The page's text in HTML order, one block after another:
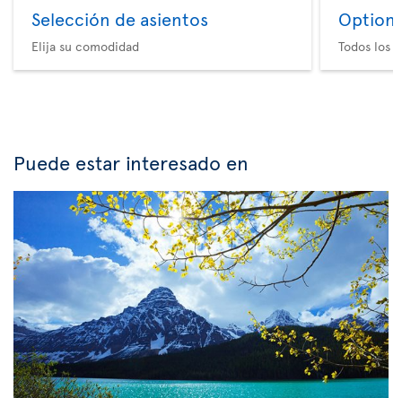
Selección de asientos
Elija su comodidad
Option
Todos los
Puede estar interesado en